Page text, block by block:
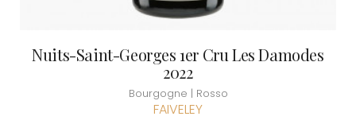
Nuits-Saint-Georges 1er Cru Les Damodes
2022
Bourgogne | Rosso
FAIVELEY